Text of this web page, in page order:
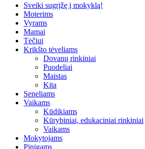
Sveiki sugrįžę į mokyklą!
Moterims
Vyrams
Mamai
Tėčiui
Krikšto tėveliams
Dovanų rinkiniai
Puodeliai
Maistas
Kita
Seneliams
Vaikams
Kūdikiams
Kūrybiniai, edukaciniai rinkiniai
Vaikams
Mokytojams
Pinigams